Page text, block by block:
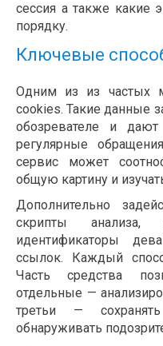
сессия а также какие
порядку.
Ключевые
Одним из из частых
cookies. Такие данные
обозревателе и дают
регулярные
сервис может
общую картину и
Дополнительно
скрипты анализа,
идентификаторы
ссылок. Каждый
Часть средства
отдельные —
третьи —
обнаруживать